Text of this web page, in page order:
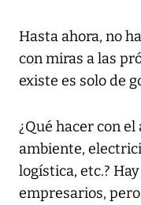
Hasta ahora, no
con miras a las
existe es solo de
¿Qué hacer con
ambiente,
logística, etc.?
empresarios,